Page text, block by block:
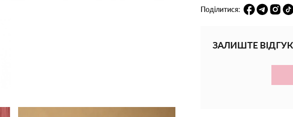
голови; -можна
для ключів на
Поділитися:
ЗАЛИШТЕ